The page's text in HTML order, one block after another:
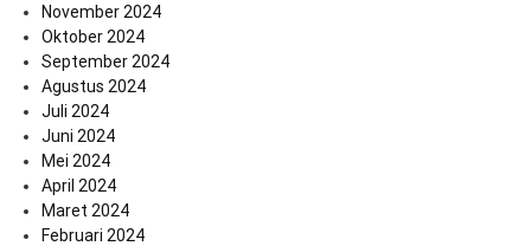
November 2024
Oktober 2024
September 2024
Agustus 2024
Juli 2024
Juni 2024
Mei 2024
April 2024
Maret 2024
Februari 2024